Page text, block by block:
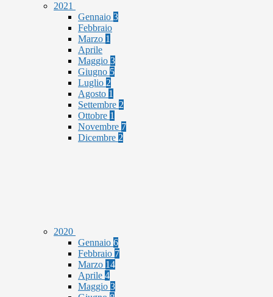
2021
Gennaio 3
Febbraio
Marzo 1
Aprile
Maggio 3
Giugno 5
Luglio 2
Agosto 1
Settembre 2
Ottobre 1
Novembre 7
Dicembre 2
2020
Gennaio 6
Febbraio 7
Marzo 14
Aprile 4
Maggio 3